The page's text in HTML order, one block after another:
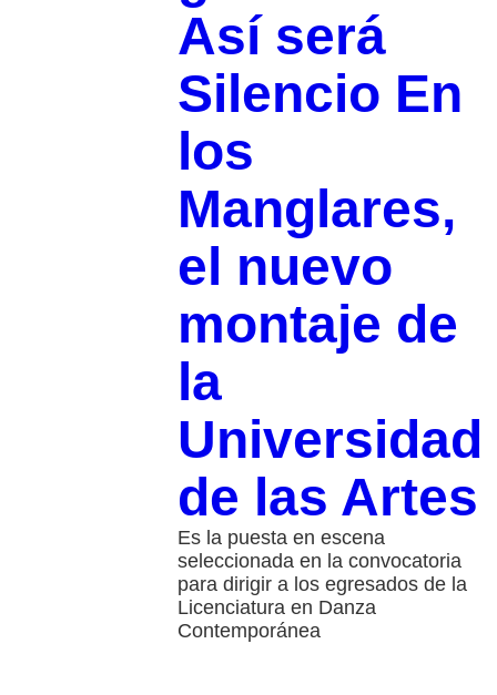
Así será
Silencio En
los
Manglares,
el nuevo
montaje de
la
Universidad
de las Artes
Es la puesta en escena
seleccionada en la convocatoria
para dirigir a los egresados de la
Licenciatura en Danza
Contemporánea